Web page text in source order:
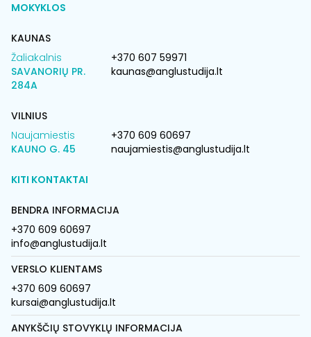
MOKYKLOS
KAUNAS
Žaliakalnis
SAVANORIŲ PR.
284A
+370 607 59971
kaunas@anglustudija.lt
VILNIUS
Naujamiestis
KAUNO G. 45
+370 609 60697
naujamiestis@anglustudija.lt
KITI KONTAKTAI
BENDRA INFORMACIJA
+370 609 60697
info@anglustudija.lt
VERSLO KLIENTAMS
+370 609 60697
kursai@anglustudija.lt
ANYKŠČIŲ STOVYKLŲ INFORMACIJA